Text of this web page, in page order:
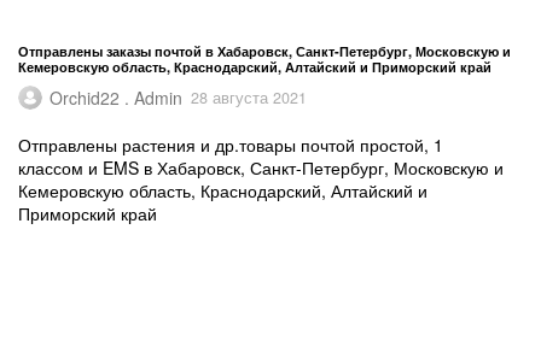
Отправлены заказы почтой в Хабаровск, Санкт-Петербург, Московскую и
Кемеровскую область, Краснодарский, Алтайский и Приморский край
Orchid22 . Admin 28 августа 2021
Отправлены растения и др.товары почтой простой, 1
классом и EMS в Хабаровск, Санкт-Петербург, Московскую и
Кемеровскую область, Краснодарский, Алтайский и
Приморский край